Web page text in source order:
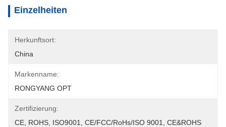
Einzelheiten
Herkunftsort:
China
Markenname:
RONGYANG OPT
Zertifizierung:
CE, ROHS, ISO9001, CE/FCC/RoHs/ISO 9001, CE&ROHS